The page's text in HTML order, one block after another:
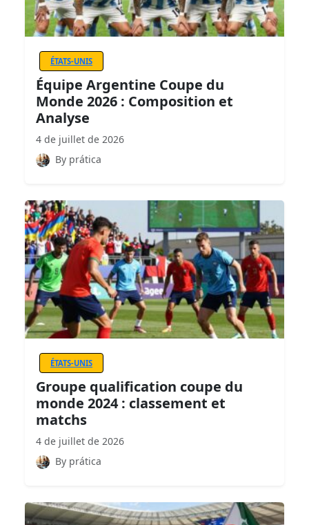
ÉTATS-UNIS
Équipe Argentine Coupe du
Monde 2026 : Composition et
Analyse
4 de juillet de 2026
By prática
ÉTATS-UNIS
Groupe qualification coupe du
monde 2024 : classement et
matchs
4 de juillet de 2026
By prática